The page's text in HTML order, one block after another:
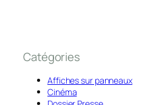
Catégories
Affiches sur panneaux
Cinéma